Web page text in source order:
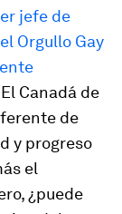
jefe de
Orgullo Gay
Canadá de
de
y progreso
el
¿puede